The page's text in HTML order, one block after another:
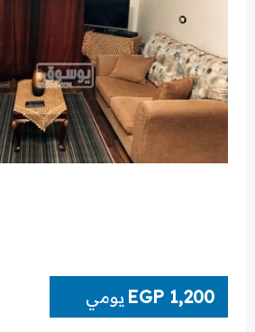
EGP 1,200 يومي